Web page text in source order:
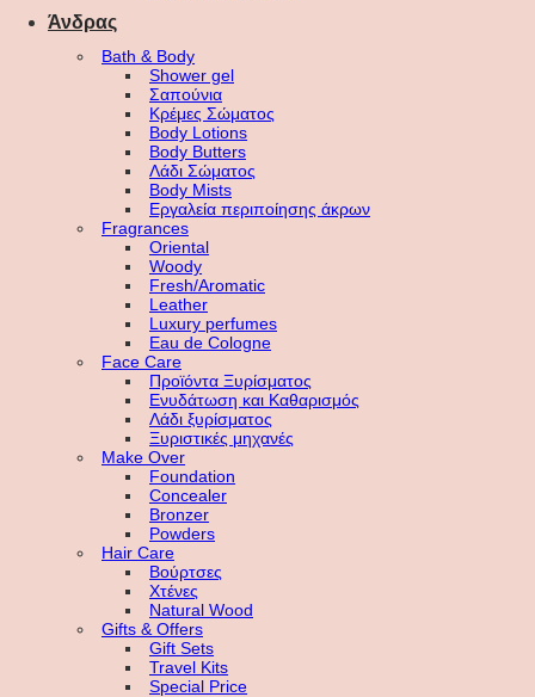
Άνδρας
Bath & Body
Shower gel
Σαπούνια
Κρέμες Σώματος
Body Lotions
Body Butters
Λάδι Σώματος
Body Mists
Εργαλεία περιποίησης άκρων
Fragrances
Oriental
Woody
Fresh/Aromatic
Leather
Luxury perfumes
Eau de Cologne
Face Care
Προϊόντα Ξυρίσματος
Ενυδάτωση και Καθαρισμός
Λάδι ξυρίσματος
Ξυριστικές μηχανές
Make Over
Foundation
Concealer
Bronzer
Powders
Hair Care
Βούρτσες
Χτένες
Natural Wood
Gifts & Offers
Gift Sets
Travel Kits
Special Price